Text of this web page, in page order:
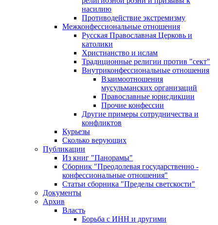
насилию
Противодействие экстремизму
Межконфессиональные отношения
Русская Православная Церковь и
католики
Христианство и ислам
Традиционные религии против "сект"
Внутриконфессиональные отношения
Взаимоотношения
мусульманских организаций
Православные юрисдикции
Прочие конфессии
Другие примеры сотрудничества и
конфликтов
Курьезы
Сколько верующих
Публикации
Из книг "Панорамы"
Сборник "Преодолевая государственно -
конфессиональные отношения"
Статьи сборника "Пределы светскости"
Документы
Архив
Власть
Борьба с ИНН и другими